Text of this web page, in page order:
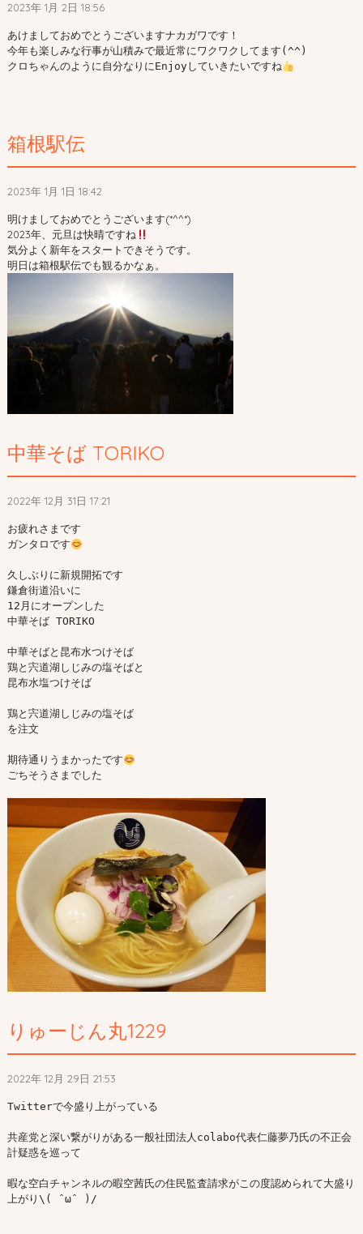
2023年 1月 2日 18:56
あけましておめでとうございますナカガワです！
今年も楽しみな行事が山積みで最近常にワクワクしてます(^^)
クロちゃんのように自分なりにEnjoyしていきたいですね
箱根駅伝
2023年 1月 1日 18:42
明けましておめでとうございます(*^^*)
2023年、元旦は快晴ですね
気分よく新年をスタートできそうです。
明日は箱根駅伝でも観るかなぁ。
中華そば TORIKO
2022年 12月 31日 17:21
お疲れさまです
ガンタロです
久しぶりに新規開拓です
鎌倉街道沿いに
12月にオープンした
中華そば TORIKO
中華そばと昆布水つけそば
鶏と宍道湖しじみの塩そばと
昆布水塩つけそば
鶏と宍道湖しじみの塩そば
を注文
期待通りうまかったです
ごちそうさまでした
りゅーじん丸1229
2022年 12月 29日 21:53
Twitterで今盛り上がっている
共産党と深い繋がりがある一般社団法人colabo代表仁藤夢乃氏の不正会
計疑惑を巡って
暇な空白チャンネルの暇空茜氏の住民監査請求がこの度認められて大盛り
上がり\( ˆωˆ )/